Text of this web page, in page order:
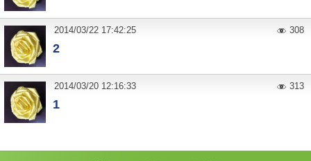
2
2014/03/22 17:42:25 308
1
2014/03/20 12:16:33 313